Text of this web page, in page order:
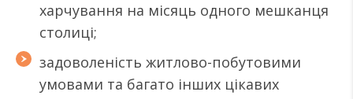
харчування на місяць одного мешканця
столиці;
задоволеність житлово-побутовими
умовами та багато інших цікавих